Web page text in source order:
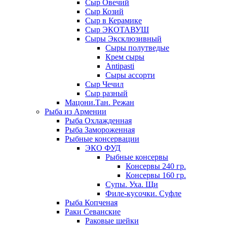
Сыр Овечий
Сыр Козий
Сыр в Керамике
Сыр ЭКОТАВУШ
Сыры Эксклюзивный
Сыры полутведые
Крем сыры
Antipasti
Сыры ассорти
Сыр Чечил
Сыр разный
Мацони.Тан. Режан
Рыба из Армении
Рыба Охлажденная
Рыба Замороженная
Рыбные консервации
ЭКО ФУД
Рыбные консервы
Консервы 240 гр.
Консервы 160 гр.
Супы. Уха. Щи
Филе-кусочки. Суфле
Рыба Копченая
Раки Севанские
Раковые шейки